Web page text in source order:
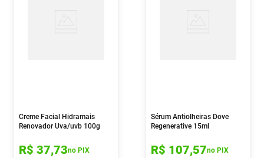
Creme Facial Hidramais
Renovador Uva/uvb 100g
R$ 37,73no PIX
Sérum Antiolheiras Dove
Regenerative 15ml
R$ 107,57no PIX